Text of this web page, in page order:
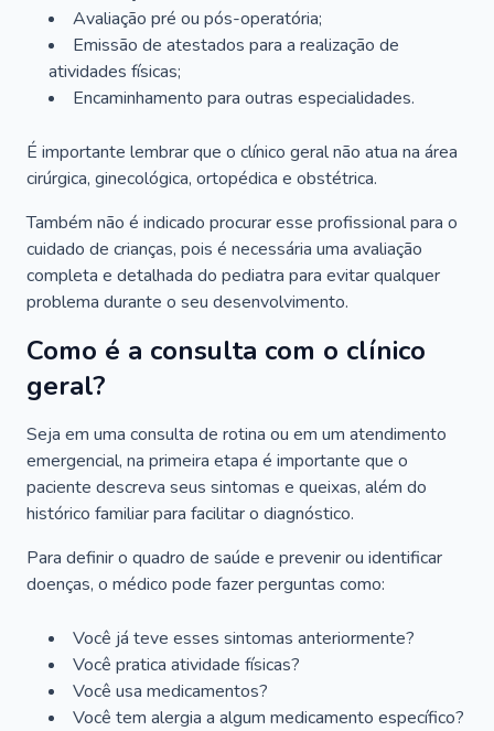
Avaliação pré ou pós-operatória;
Emissão de atestados para a realização de
atividades físicas;
Encaminhamento para outras especialidades.
É importante lembrar que o clínico geral não atua na área
cirúrgica, ginecológica, ortopédica e obstétrica.
Também não é indicado procurar esse profissional para o
cuidado de crianças, pois é necessária uma avaliação
completa e detalhada do pediatra para evitar qualquer
problema durante o seu desenvolvimento.
Como é a consulta com o clínico
geral?
Seja em uma consulta de rotina ou em um atendimento
emergencial, na primeira etapa é importante que o
paciente descreva seus sintomas e queixas, além do
histórico familiar para facilitar o diagnóstico.
Para definir o quadro de saúde e prevenir ou identificar
doenças, o médico pode fazer perguntas como:
Você já teve esses sintomas anteriormente?
Você pratica atividade físicas?
Você usa medicamentos?
Você tem alergia a algum medicamento específico?